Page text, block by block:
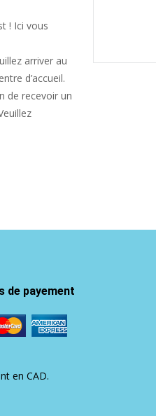
! Ici vous
arriver au
d’accueil.
de recevoir un
de payement
en CAD.